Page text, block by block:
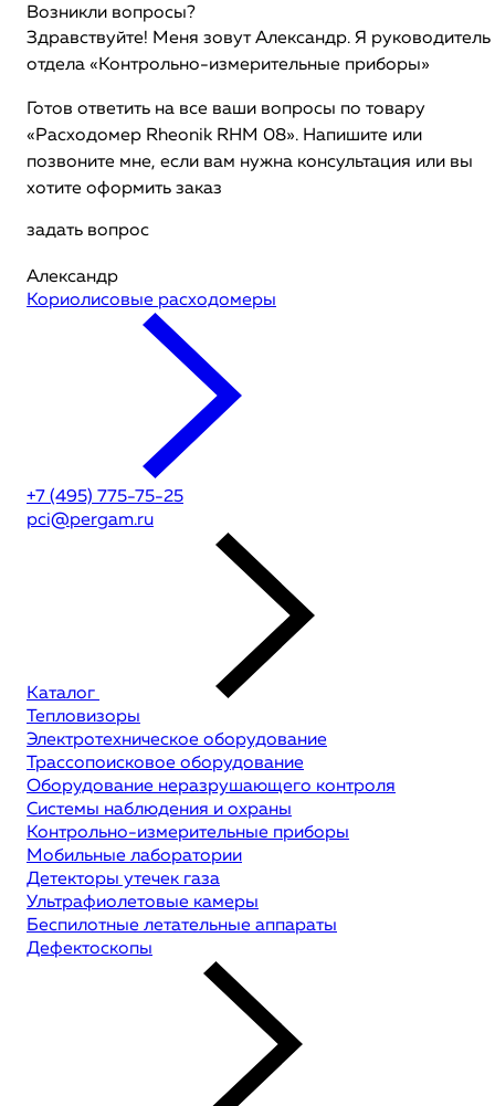
Возникли вопросы?
Здравствуйте! Меня зовут Александр. Я руководитель
отдела «Контрольно-измерительные приборы»
Готов ответить на все ваши вопросы по товару
«Расходомер Rheonik RHM 08». Напишите или
позвоните мне, если вам нужна консультация или вы
хотите оформить заказ
задать вопрос
Александр
Кориолисовые расходомеры
+7 (495) 775-75-25
pci@pergam.ru
Каталог
Тепловизоры
Электротехническое оборудование
Трассопоисковое оборудование
Оборудование неразрушающего контроля
Системы наблюдения и охраны
Контрольно-измерительные приборы
Мобильные лаборатории
Детекторы утечек газа
Ультрафиолетовые камеры
Беспилотные летательные аппараты
Дефектоскопы